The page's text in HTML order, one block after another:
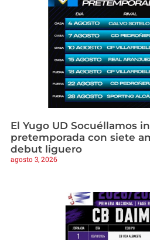
El Yugo UD Socuéllamos
pretemporada con siete
debut liguero
agosto 3, 2026